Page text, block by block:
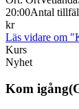
20:00Antal
kr
Läs vidare om
Kurs
Nyhet
Kom